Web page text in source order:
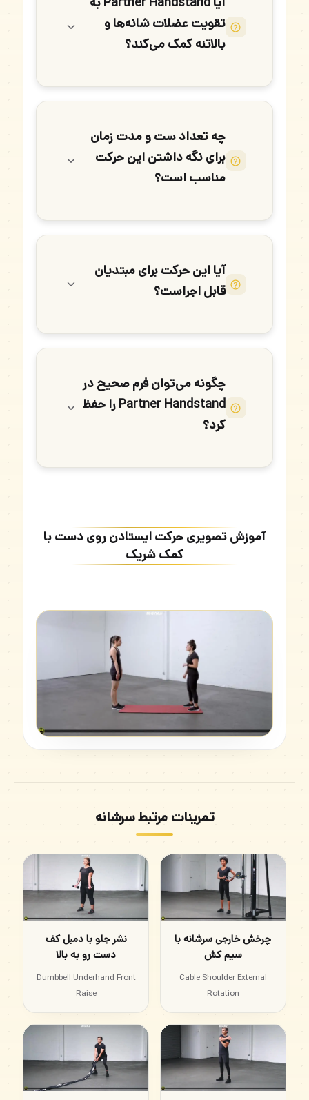
تقویت عضلات شانه‌ها و
بالاتنه کمک می‌کند؟
چه تعداد ست و مدت زمان
برای نگه داشتن این حرکت
مناسب است؟
آیا این حرکت برای مبتدیان
قابل اجراست؟
چگونه می‌توان فرم صحیح در
Partner Handstand را حفظ
کرد؟
آموزش تصویری حرکت ایستادن روی دست با
کمک شریک
تمرینات مرتبط سرشانه
چرخش خارجی سرشانه با
سیم کش
Cable Shoulder External
Rotation
نشر جلو با دمبل کف
دست رو به بالا
Dumbbell Underhand Front
Raise